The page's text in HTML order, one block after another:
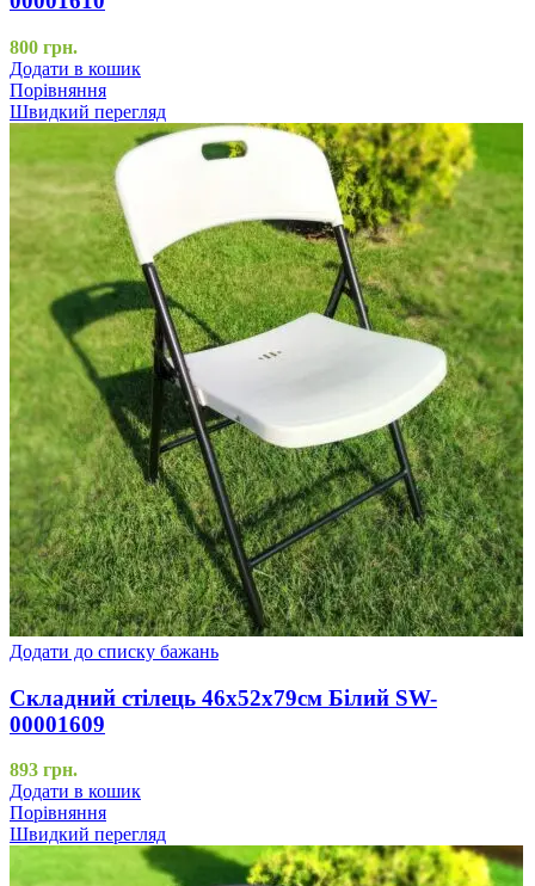
800 грн.
Додати в кошик
Порівняння
Швидкий перегляд
Додати до списку бажань
Складний стілець 46х52х79см Білий SW-
00001609
893 грн.
Додати в кошик
Порівняння
Швидкий перегляд